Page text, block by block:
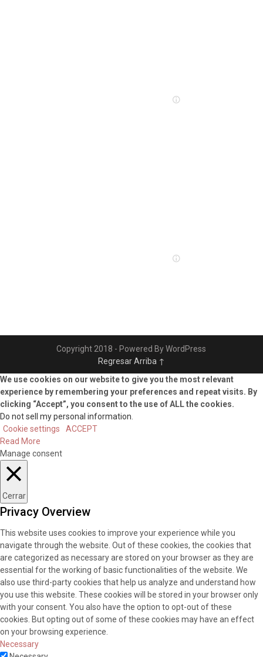
Copyright 2018 - Powered By WordPress
Regresar Arriba ↑
We use cookies on our website to give you the most relevant
experience by remembering your preferences and repeat visits. By
clicking “Accept”, you consent to the use of ALL the cookies.
Do not sell my personal information.
Cookie settings
ACCEPT
Read More
Manage consent
Cerrar
Privacy Overview
This website uses cookies to improve your experience while you
navigate through the website. Out of these cookies, the cookies that
are categorized as necessary are stored on your browser as they are
essential for the working of basic functionalities of the website. We
also use third-party cookies that help us analyze and understand how
you use this website. These cookies will be stored in your browser only
with your consent. You also have the option to opt-out of these
cookies. But opting out of some of these cookies may have an effect
on your browsing experience.
Necessary